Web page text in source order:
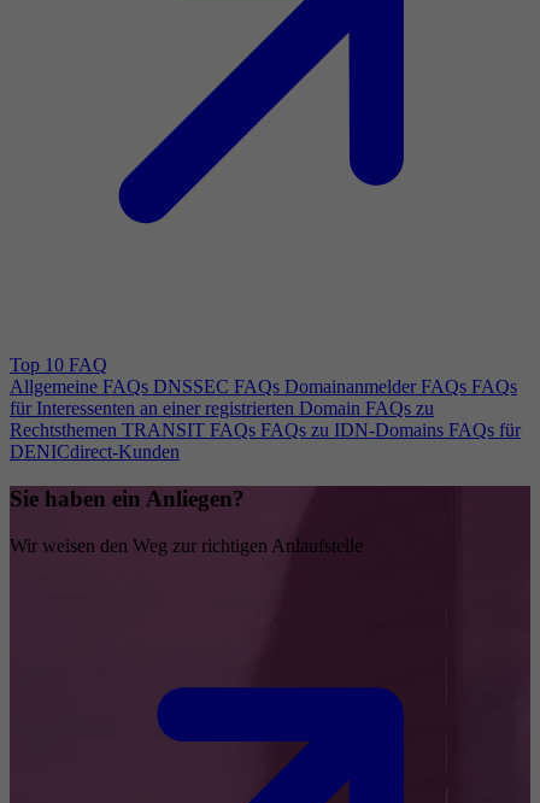
Top 10 FAQ
Allgemeine FAQs DNSSEC FAQs Domainanmelder FAQs FAQs
für Interessenten an einer registrierten Domain FAQs zu
Rechtsthemen TRANSIT FAQs FAQs zu IDN-Domains FAQs für
DENICdirect-Kunden
Sie haben ein Anliegen?
Wir weisen den Weg zur richtigen Anlaufstelle